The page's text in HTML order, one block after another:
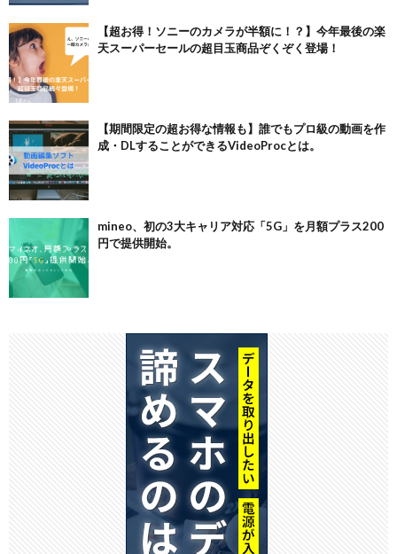
【超お得！ソニーのカメラが半額に！？】今年最後の楽
天スーパーセールの超目玉商品ぞくぞく登場！
【期間限定の超お得な情報も】誰でもプロ級の動画を作
成・DLすることができるVideoProcとは。
mineo、初の3大キャリア対応「5G」を月額プラス200
円で提供開始。